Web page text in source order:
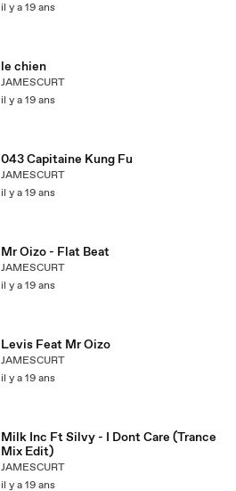
il y a 19 ans
le chien
JAMESCURT
il y a 19 ans
043 Capitaine Kung Fu
JAMESCURT
il y a 19 ans
Mr Oizo - Flat Beat
JAMESCURT
il y a 19 ans
Levis Feat Mr Oizo
JAMESCURT
il y a 19 ans
Milk Inc Ft Silvy - I Dont Care (Trance
Mix Edit)
JAMESCURT
il y a 19 ans